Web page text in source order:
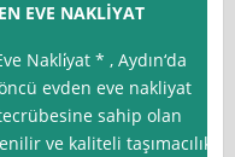
EVE NAKLİYAT
Nakli̇yat * , Aydın‘da
evden eve nakliyat
tecrübesine sahip olan
ve kaliteli taşımacılık